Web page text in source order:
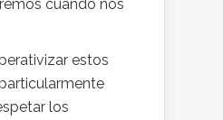
cuando nos
estos
los